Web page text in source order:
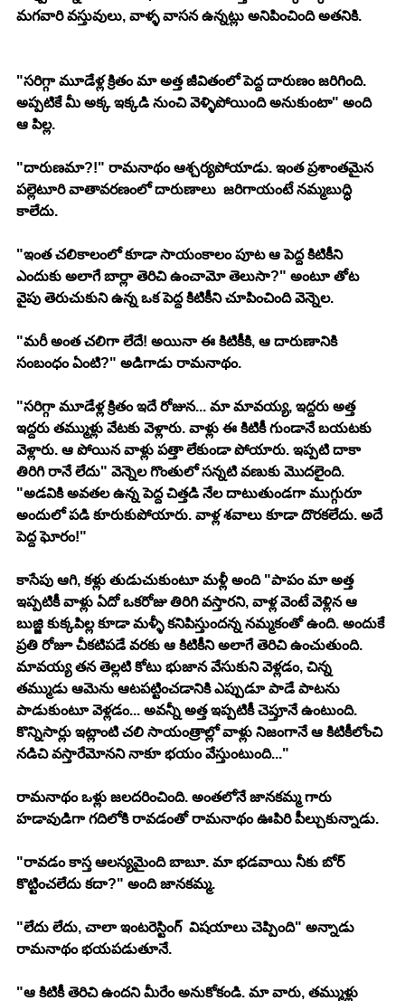
మగవారి వస్తువులు, వాళ్ళ వాసన ఉన్నట్లు అనిపించింది అతనికి.
"సరిగ్గా మూడేళ్ల క్రితం మా అత్త జీవితంలో పెద్ద దారుణం జరిగింది.
అప్పటికే మీ అక్క ఇక్కడి నుంచి వెళ్ళిపోయింది అనుకుంటా" అంది
ఆ పిల్ల.
"దారుణమా?!" రామనాథం ఆశ్చర్యపోయాడు. ఇంత ప్రశాంతమైన
పల్లెటూరి వాతావరణంలో దారుణాలు  జరిగాయంటే నమ్మబుద్ధి
కాలేదు.
"ఇంత చలికాలంలో కూడా సాయంకాలం పూట ఆ పెద్ద కిటికీని
ఎందుకు అలాగే బార్లా తెరిచి ఉంచామో తెలుసా?" అంటూ తోట
వైపు తెరుచుకుని ఉన్న ఒక పెద్ద కిటికీని చూపించింది వెన్నెల.
"మరీ అంత చలిగా లేదే! అయినా ఈ కిటికీకి, ఆ దారుణానికి
సంబంధం ఏంటి?" అడిగాడు రామనాథం.
"సరిగ్గా మూడేళ్ల క్రితం ఇదే రోజున... మా మావయ్య, ఇద్దరు అత్త
ఇద్దరు తమ్ముళ్లు వేటకు వెళ్లారు. వాళ్లు ఈ కిటికీ గుండానే బయటకు
వెళ్లారు. ఆ పోయిన వాళ్లు పత్తా లేకుండా పోయారు. ఇప్పటి దాకా
తిరిగి రానే లేదు" వెన్నెల గొంతులో సన్నటి వణుకు మొదలైంది.
"అడవికి అవతల ఉన్న పెద్ద చిత్తడి నేల దాటుతుండగా ముగ్గురూ
అందులో పడి కూరుకుపోయారు. వాళ్ల శవాలు కూడా దొరకలేదు. అదే
పెద్ద ఘోరం!"
కాసేపు ఆగి, కళ్లు తుడుచుకుంటూ మళ్లీ అంది "పాపం మా అత్త
ఇప్పటికీ వాళ్లు ఏదో ఒకరోజు తిరిగి వస్తారని, వాళ్ల వెంటే వెళ్లిన ఆ
బుజ్జి కుక్కపిల్ల కూడా మళ్ళీ కనిపిస్తుందన్న నమ్మకంతో ఉంది. అందుకే
ప్రతి రోజూ చీకటిపడే వరకు ఆ కిటికీని అలాగే తెరిచి ఉంచుతుంది.
మావయ్య తన తెల్లటి కోటు భుజాన వేసుకుని వెళ్లడం, చిన్న
తమ్ముడు ఆమెను ఆటపట్టించడానికి ఎప్పుడూ పాడే పాటను
పాడుకుంటూ వెళ్లడం... అవన్నీ అత్త ఇప్పటికీ చెప్తూనే ఉంటుంది.
కొన్నిసార్లు ఇట్లాంటి చలి సాయంత్రాల్లో వాళ్లు నిజంగానే ఆ కిటికీలోంచి
నడిచి వస్తారేమోనని నాకూ భయం వేస్తుంటుంది..."
రామనాథం ఒళ్లు జలదరించింది. అంతలోనే జానకమ్మ గారు
హడావుడిగా గదిలోకి రావడంతో రామనాథం ఊపిరి పీల్చుకున్నాడు.
"రావడం కాస్త ఆలస్యమైంది బాబూ. మా భడవాయి నీకు బోర్
కొట్టించలేదు కదా?" అంది జానకమ్మ.
"లేదు లేదు, చాలా ఇంటరెస్టింగ్  విషయాలు చెప్పింది" అన్నాడు
రామనాథం భయపడుతూనే.
"ఆ కిటికీ తెరిచి ఉందని మీరేం అనుకోకండి. మా వారు, తమ్ముళ్లు